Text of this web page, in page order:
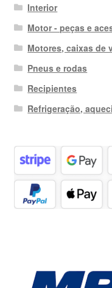
Interior
Motor - peças e
Motores, caixas de
Pneus e rodas
Recipientes
Refrigeração,